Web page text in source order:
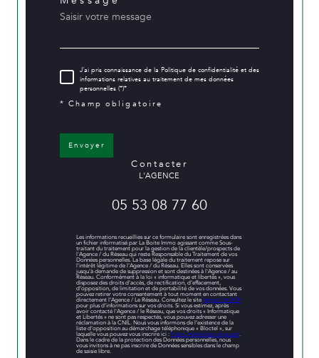
J'ai pris connaissance de la Politique de confidentialité et des
informations relatives au traitement de mes données
personnelles (*)*
* Champ obligatoire
Envoyer
contacter
L'AGENCE
05 53 08 77 60
Les informations recueillies sur ce formulaire sont enregistrées dans
un fichier informatisé par La Boite Immo agissant comme Sous-
traitant du traitement pour la gestion de la clientèle/prospects de
l'Agence / du Réseau qui reste Responsable du Traitement de vos
Données personnelles. La base légale du traitement repose sur
l'intérêt légitime de l'Agence / du Réseau. Elles sont conservées
jusqu'à demande de suppression et sont destinées à l'Agence / au
Réseau. Conformément à la loi « informatique et libertés », vous
disposez des droits d’accès, de rectification, d’effacement,
d’opposition, de limitation et de portabilité de vos données. Vous
pouvez retirer votre consentement à tout moment en contactant
directement l’Agence / Le Réseau. Consultez le sitehttps://cnil.fr/fr
pour plus d’informations sur vos droits. Si vous estimez, après
avoir contacté l'Agence / le Réseau, que vos droits « Informatique
et Libertés » ne sont pas respectés, vous pouvez adresser une
réclamation à la CNIL. Nous vous informons de l’existence de la
liste d'opposition au démarchage téléphonique « Bloctel », sur
laquelle vous pouvez vous inscrire ici :https://www.bloctel.gouv.fr.
Dans le cadre de la protection des Données personnelles, nous
vous invitons à ne pas inscrire de Données sensibles dans le champ
de saisie libre.